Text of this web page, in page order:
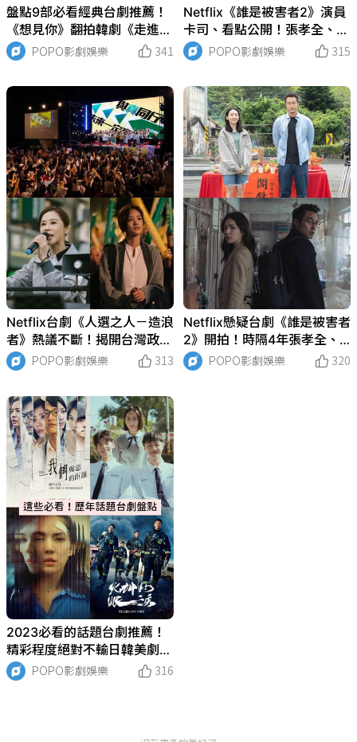
盤點9部必看經典台劇推薦！
《想見你》翻拍韓劇《走進你
的時間》，《八尺門的辯護
人》好評登Netflix排行冠軍！
POPO影劇娛樂 341
Netflix《誰是被害者2》演員
卡司、看點公開！張孝全、許
瑋甯原班人馬回歸，女神蘇慧
倫時隔11年再演台劇！
POPO影劇娛樂 315
Netflix台劇《人選之人－造浪
者》熱議不斷！揭開台灣政治
圈面貌，觀眾超有感8大必看
亮點
POPO影劇娛樂 313
Netflix懸疑台劇《誰是被害者
2》開拍！時隔4年張孝全、
許瑋甯、王識賢、李沐第二季
原班人馬回歸
POPO影劇娛樂 320
2023必看的話題台劇推薦！
精彩程度絕對不輸日韓美劇，
千萬不能錯過！
POPO影劇娛樂 316